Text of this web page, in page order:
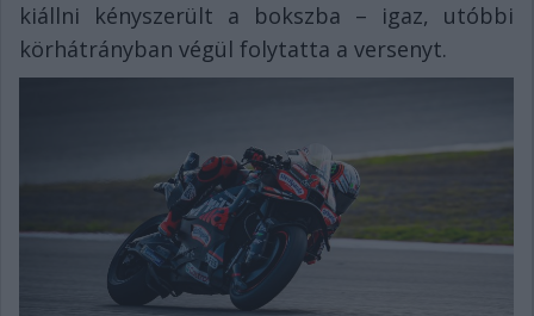
kiállni kényszerült a bokszba – igaz, utóbbi
körhátrányban végül folytatta a versenyt.